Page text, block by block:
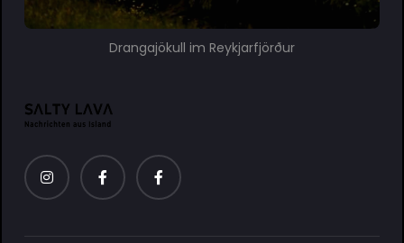
Drangajökull im Reykjarfjörður